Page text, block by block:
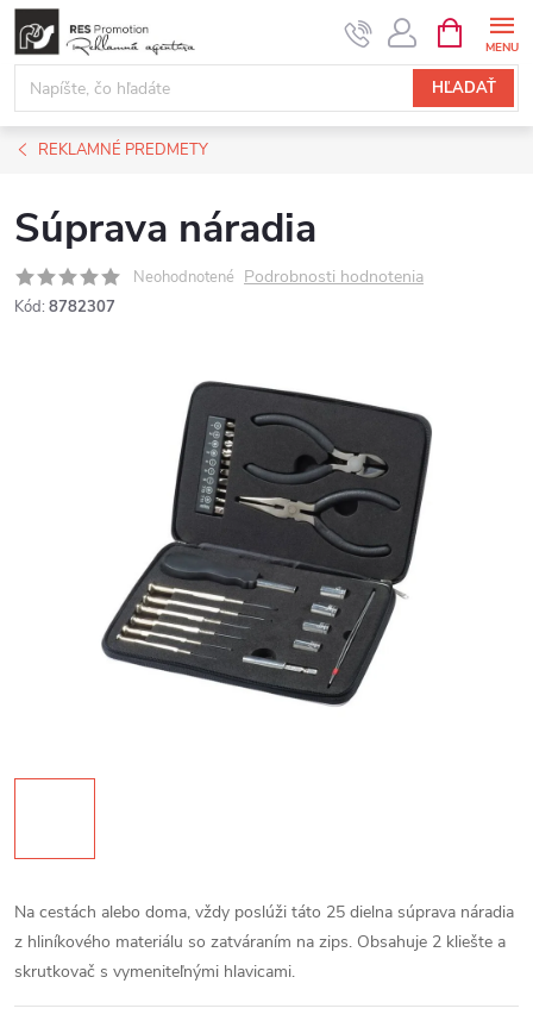
Prejsť
obsah
HĽADAŤ
KOŠÍK
REKLAMNÉ PREDMETY
Súprava náradia
Neohodnotené Podrobnosti hodnotenia
Kód: 8782307
Na cestách alebo doma, vždy poslúži táto 25 dielna súprava náradia
z hliníkového materiálu so zatváraním na zips. Obsahuje 2 kliešte a
skrutkovač s vymeniteľnými hlavicami.